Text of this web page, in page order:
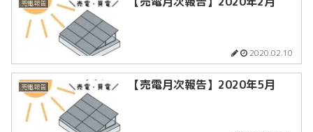
売電報告
2020.02.10
売電報告 【売電月次報告】2020年5月